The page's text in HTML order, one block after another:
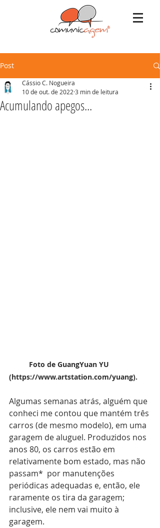
Post
Acumulando apegos...
Cássio C. Nogueira
10 de out. de 2022 3 min de leitura
(https://www.artstation.com/yuang).
Algumas semanas atrás, alguém que
conheci me contou que mantém três
carros (de mesmo modelo), em uma
garagem de aluguel. Produzidos nos
anos 80, os carros estão em
relativamente bom estado, mas não
passam*  por manutenções
periódicas adequadas e, então, ele
raramente os tira da garagem;
inclusive, ele nem vai muito à
garagem.